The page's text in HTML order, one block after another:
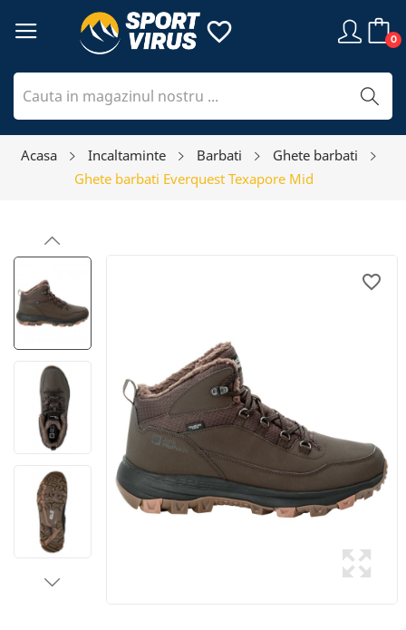
0
favorite_border
Acasa Incaltaminte Barbati
Ghete barbati
Ghete barbati Everquest Texapore Mid
favorite_border